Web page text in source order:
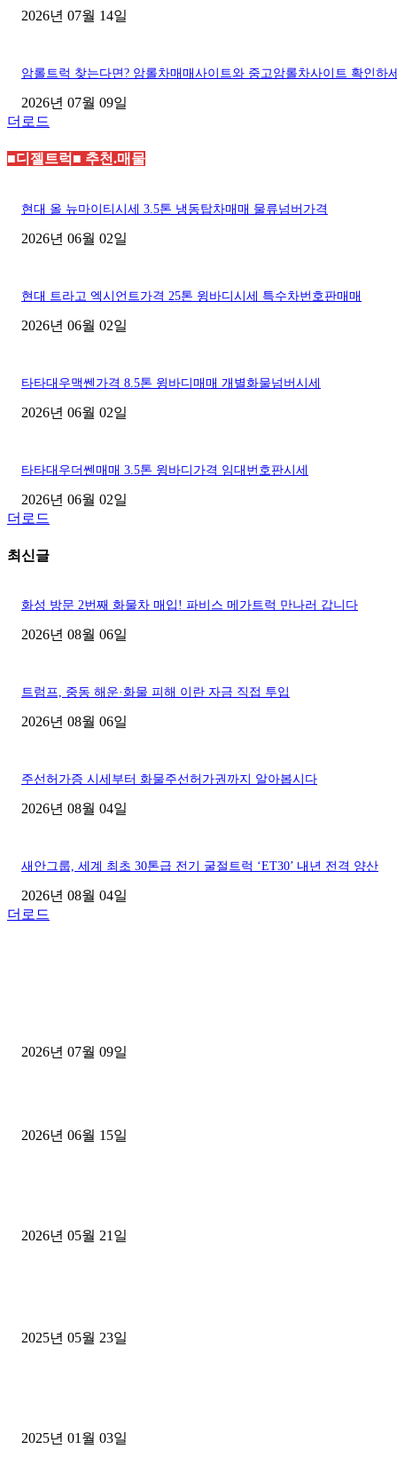
2026년 07월 14일
암롤트럭 찾는다면? 암롤차매매사이트와 중고암롤차사이트 확인하
2026년 07월 09일
더로드
■디젤트럭■ 추천.매물
현대 올 뉴마이티시세 3.5톤 냉동탑차매매 물류넘버가격
2026년 06월 02일
현대 트라고 엑시언트가격 25톤 윙바디시세 특수차번호판매매
2026년 06월 02일
타타대우맥쎈가격 8.5톤 윙바디매매 개별화물넘버시세
2026년 06월 02일
타타대우더쎈매매 3.5톤 윙바디가격 임대번호판시세
2026년 06월 02일
더로드
최신글
화성 방문 2번째 화물차 매입! 파비스 메가트럭 만나러 갑니다
2026년 08월 06일
트럼프, 중동 해운·화물 피해 이란 자금 직접 투입
2026년 08월 06일
주선허가증 시세부터 화물주선허가권까지 알아봅시다
2026년 08월 04일
새안그룹, 세계 최초 30톤급 전기 굴절트럭 ‘ET30’ 내년 전격 양산
2026년 08월 04일
더로드
2026년 07월 09일
2026년 06월 15일
2026년 05월 21일
2025년 05월 23일
2025년 01월 03일